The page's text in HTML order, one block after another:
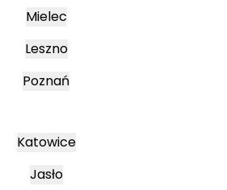
Mielec
Leszno
Poznań
Katowice
Jasło